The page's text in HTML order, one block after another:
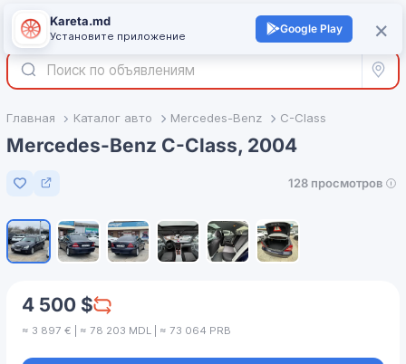
Войти +
Все
Главная Каталог авто Mercedes-Benz C-Class
Mercedes-Benz C-Class, 2004
Добавить в избранное
128 просмотров
4 500 $
≈ 3 897 € | ≈ 78 203 MDL | ≈ 73 064 PRB
×
Kareta.md
Установите приложение
Google Play